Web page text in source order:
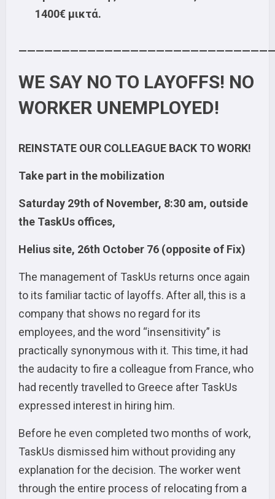
1400€ μικτά.
WE SAY NO TO LAYOFFS! NO
WORKER UNEMPLOYED!
REINSTATE OUR COLLEAGUE BACK TO WORK!
Take part in the mobilization
Saturday 29th of November, 8:30 am, outside
the TaskUs offices,
Helius site, 26th October 76 (opposite of Fix)
The management of TaskUs returns once again
to its familiar tactic of layoffs. After all, this is a
company that shows no regard for its
employees, and the word “insensitivity” is
practically synonymous with it. This time, it had
the audacity to fire a colleague from France, who
had recently travelled to Greece after TaskUs
expressed interest in hiring him.
Before he even completed two months of work,
TaskUs dismissed him without providing any
explanation for the decision. The worker went
through the entire process of relocating from a